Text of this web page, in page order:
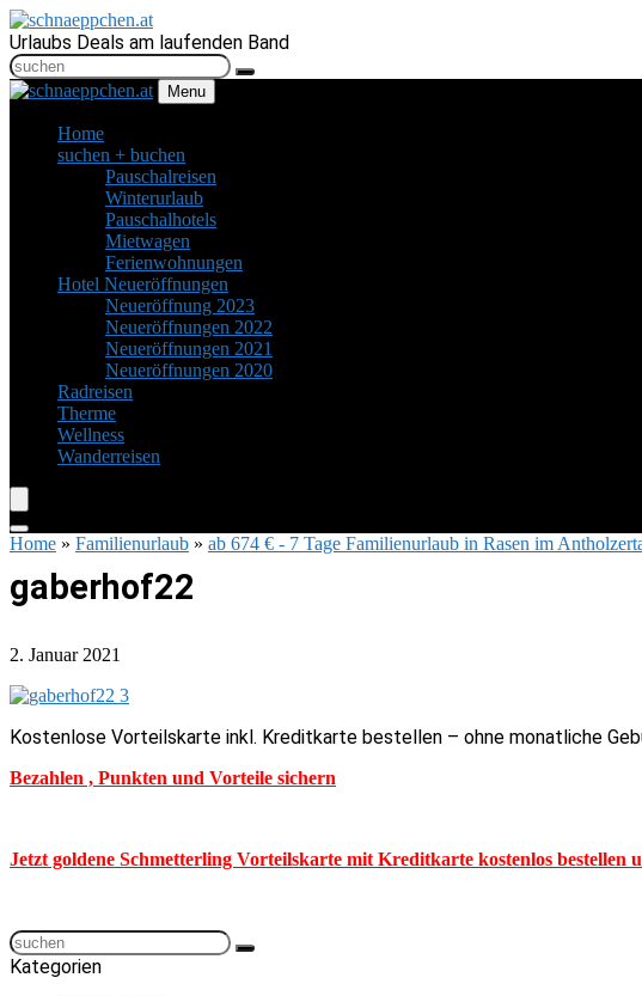
Urlaubs Deals am laufenden Band
Menu
Home
suchen + buchen
Pauschalreisen
Winterurlaub
Pauschalhotels
Mietwagen
Ferienwohnungen
Hotel Neueröffnungen
Neueröffnung 2023
Neueröffnungen 2022
Neueröffnungen 2021
Neueröffnungen 2020
Radreisen
Therme
Wellness
Wanderreisen
Home » Familienurlaub » ab 674 € - 7 Tage Familienurlaub in Rasen im
gaberhof22
2. Januar 2021
Kostenlose Vorteilskarte inkl. Kreditkarte bestellen – ohne monatliche
Bezahlen , Punkten und Vorteile sichern
Jetzt goldene Schmetterling Vorteilskarte mit Kreditkarte kostenlos
Kategorien